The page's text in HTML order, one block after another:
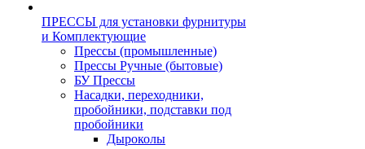
ПРЕССЫ для установки фурнитуры
и Комплектующие
Прессы (промышленные)
Прессы Ручные (бытовые)
БУ Прессы
Насадки, переходники,
пробойники, подставки под
пробойники
Дыроколы